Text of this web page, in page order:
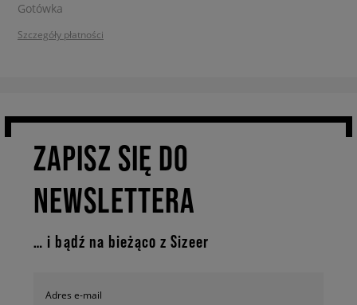
Szczegóły płatności
ZAPISZ SIĘ DO
NEWSLETTERA
… i bądź na bieżąco z Sizeer
Adres e-mail